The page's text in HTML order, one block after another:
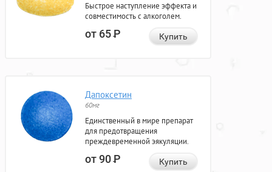
Быстрое наступление эффекта и
совместимость с алкоголем.
от 65Р Купить
Дапоксетин
60мг
Единственный в мире препарат
для предотвращения
преждевременной эякуляции.
от 90Р Купить